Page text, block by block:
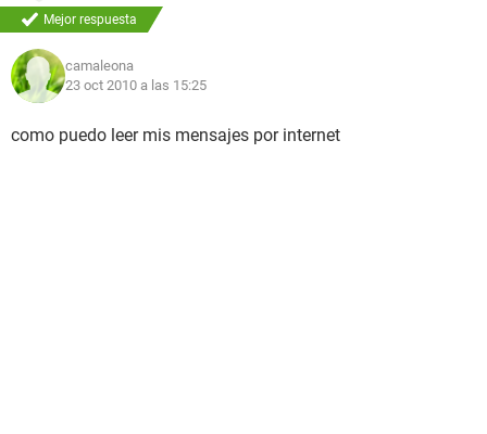
Mejor respuesta
camaleona
23 oct 2010 a las 15:25
como puedo leer mis mensajes por internet